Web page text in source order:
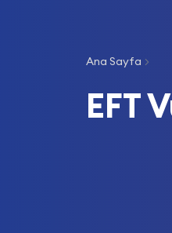
Ana Sayfa
EFT